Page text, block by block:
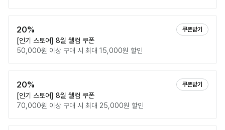
20% 쿠폰받기
[인기 스토어] 8월 웰컴 쿠폰
50,000원 이상 구매 시 최대 15,000원 할인
20% 쿠폰받기
[인기 스토어] 8월 웰컴 쿠폰
70,000원 이상 구매 시 최대 25,000원 할인